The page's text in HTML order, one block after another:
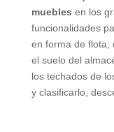
muebles en los
funcionalidades
en forma de flota;
el suelo del
los techados de
y clasificarlo,